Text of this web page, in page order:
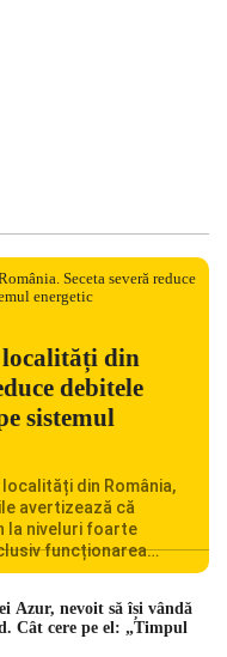
localități din
debitele
sistemul
din România,
avertizează că
la niveluri foarte
funcționarea
România se confruntă
din punct de vedere
Azur, nevoit să își vândă
Cât cere pe el: „Timpul